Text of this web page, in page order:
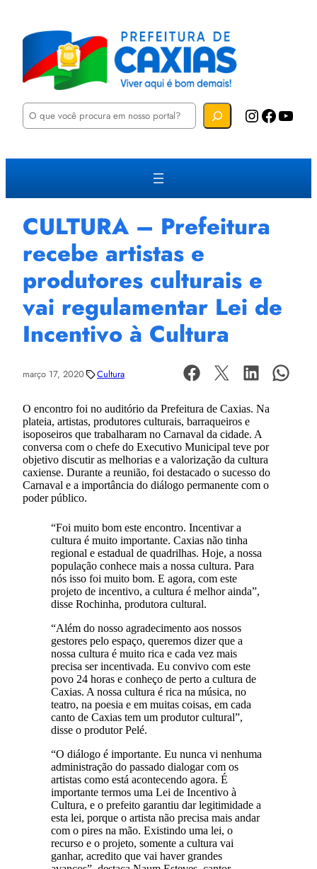
P
u
a
Instagram Facebook YouTube
CULTURA – Prefeitura
recebe artistas e
produtores culturais e
vai regulamentar Lei de
Incentivo à Cultura
março 17, 2020 Cultura
O encontro foi no auditório da Prefeitura de Caxias. Na
plateia, artistas, produtores culturais, barraqueiros e
isoposeiros que trabalharam no Carnaval da cidade. A
conversa com o chefe do Executivo Municipal teve por
objetivo discutir as melhorias e a valorização da cultura
caxiense. Durante a reunião, foi destacado o sucesso do
Carnaval e a importância do diálogo permanente com o
poder público.
“Foi muito bom este encontro. Incentivar a
cultura é muito importante. Caxias não tinha
regional e estadual de quadrilhas. Hoje, a nossa
população conhece mais a nossa cultura. Para
nós isso foi muito bom. E agora, com este
projeto de incentivo, a cultura é melhor ainda”,
disse Rochinha, produtora cultural.
“Além do nosso agradecimento aos nossos
gestores pelo espaço, queremos dizer que a
nossa cultura é muito rica e cada vez mais
precisa ser incentivada. Eu convivo com este
povo 24 horas e conheço de perto a cultura de
Caxias. A nossa cultura é rica na música, no
teatro, na poesia e em muitas coisas, em cada
canto de Caxias tem um produtor cultural”,
disse o produtor Pelé.
“O diálogo é importante. Eu nunca vi nenhuma
administração do passado dialogar com os
artistas como está acontecendo agora. É
importante termos uma Lei de Incentivo à
Cultura, e o prefeito garantiu dar legitimidade a
esta lei, porque o artista não precisa mais andar
com o pires na mão. Existindo uma lei, o
recurso e o projeto, somente a cultura vai
ganhar, acredito que vai haver grandes